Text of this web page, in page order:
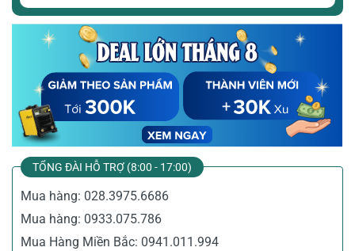
TỔNG ĐÀI HỖ TRỢ (8:00 - 17:00)
Mua hàng: 028.3975.6686
Mua hàng: 0933.075.786
Mua Hàng Miền Bắc: 0941.011.994